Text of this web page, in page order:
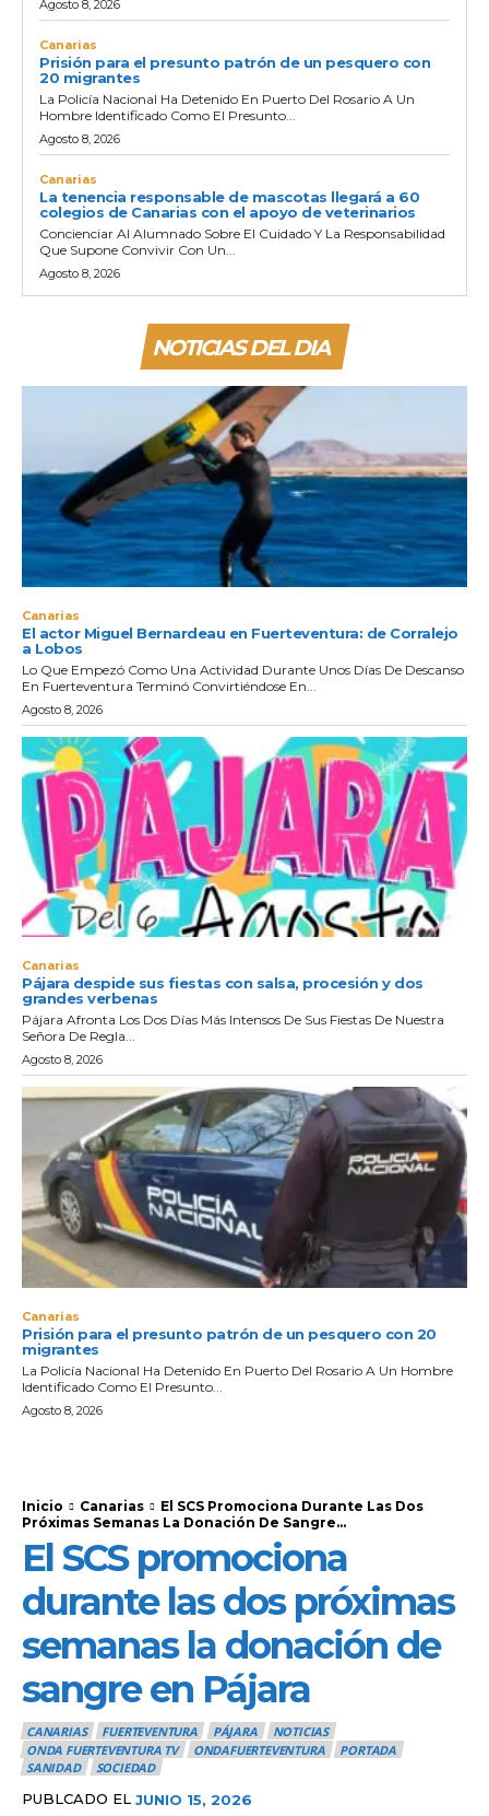
Agosto 8, 2026
Canarias
Prisión para el presunto patrón de un pesquero con
20 migrantes
La Policía Nacional Ha Detenido En Puerto Del Rosario A Un
Hombre Identificado Como El Presunto...
Agosto 8, 2026
Canarias
La tenencia responsable de mascotas llegará a 60
colegios de Canarias con el apoyo de veterinarios
Concienciar Al Alumnado Sobre El Cuidado Y La Responsabilidad
Que Supone Convivir Con Un...
Agosto 8, 2026
NOTICIAS DEL DIA
Canarias
El actor Miguel Bernardeau en Fuerteventura: de Corralejo
a Lobos
Lo Que Empezó Como Una Actividad Durante Unos Días De Descanso
En Fuerteventura Terminó Convirtiéndose En...
Agosto 8, 2026
Canarias
Pájara despide sus fiestas con salsa, procesión y dos
grandes verbenas
Pájara Afronta Los Dos Días Más Intensos De Sus Fiestas De Nuestra
Señora De Regla...
Agosto 8, 2026
Canarias
Prisión para el presunto patrón de un pesquero con 20
migrantes
La Policía Nacional Ha Detenido En Puerto Del Rosario A Un Hombre
Identificado Como El Presunto...
Agosto 8, 2026